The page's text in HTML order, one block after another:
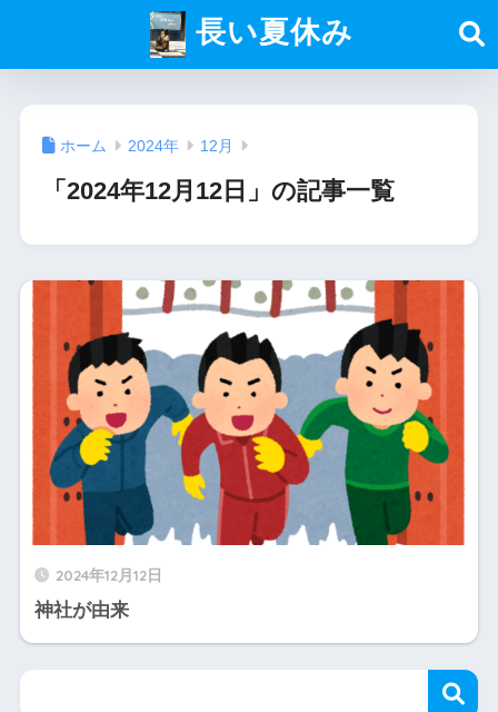
長い夏休み
ホーム 2024年 12月
「2024年12月12日」の記事一覧
2024年12月12日
神社が由来